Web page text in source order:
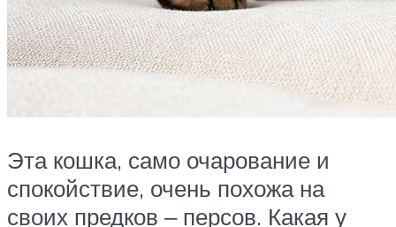
Эта кошка, само очарование и
спокойствие, очень похожа на
своих предков ‒ персов. Какая у